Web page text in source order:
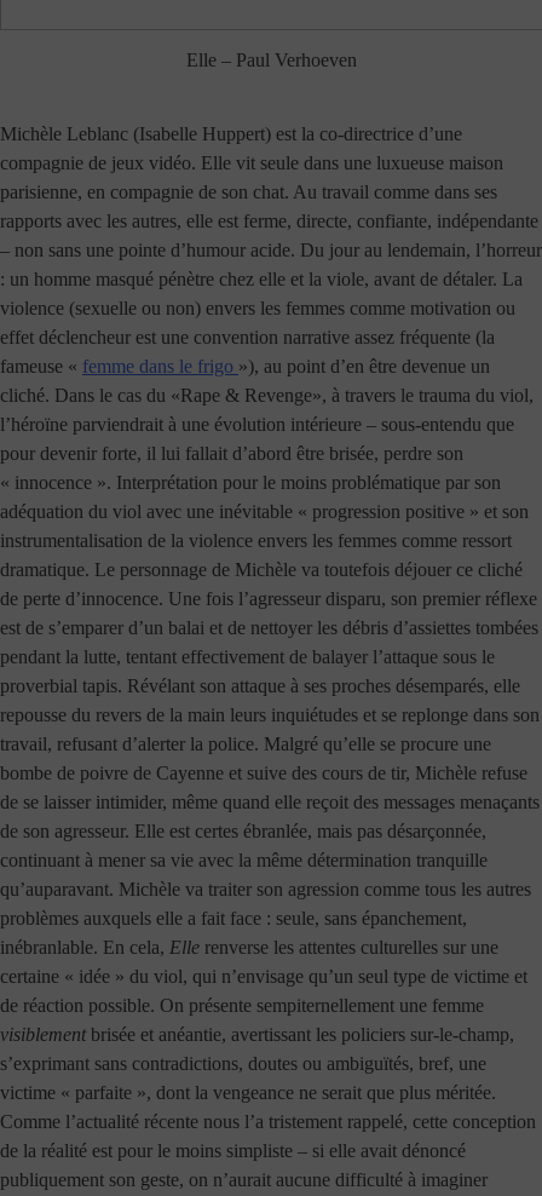
Elle – Paul Verhoeven
Michèle Leblanc (Isabelle Huppert) est la co-directrice d’une
compagnie de jeux vidéo. Elle vit seule dans une luxueuse maison
parisienne, en compagnie de son chat. Au travail comme dans ses
rapports avec les autres, elle est ferme, directe, confiante, indépendante
– non sans une pointe d’humour acide. Du jour au lendemain, l’horreur
: un homme masqué pénètre chez elle et la viole, avant de détaler. La
violence (sexuelle ou non) envers les femmes comme motivation ou
effet déclencheur est une convention narrative assez fréquente (la
fameuse « femme dans le frigo »), au point d’en être devenue un
cliché. Dans le cas du «Rape & Revenge», à travers le trauma du viol,
l’héroïne parviendrait à une évolution intérieure – sous-entendu que
pour devenir forte, il lui fallait d’abord être brisée, perdre son
« innocence ». Interprétation pour le moins problématique par son
adéquation du viol avec une inévitable « progression positive » et son
instrumentalisation de la violence envers les femmes comme ressort
dramatique. Le personnage de Michèle va toutefois déjouer ce cliché
de perte d’innocence. Une fois l’agresseur disparu, son premier réflexe
est de s’emparer d’un balai et de nettoyer les débris d’assiettes tombées
pendant la lutte, tentant effectivement de balayer l’attaque sous le
proverbial tapis. Révélant son attaque à ses proches désemparés, elle
repousse du revers de la main leurs inquiétudes et se replonge dans son
travail, refusant d’alerter la police. Malgré qu’elle se procure une
bombe de poivre de Cayenne et suive des cours de tir, Michèle refuse
de se laisser intimider, même quand elle reçoit des messages menaçants
de son agresseur. Elle est certes ébranlée, mais pas désarçonnée,
continuant à mener sa vie avec la même détermination tranquille
qu’auparavant. Michèle va traiter son agression comme tous les autres
problèmes auxquels elle a fait face : seule, sans épanchement,
inébranlable. En cela, Elle renverse les attentes culturelles sur une
certaine « idée » du viol, qui n’envisage qu’un seul type de victime et
de réaction possible. On présente sempiternellement une femme
visiblementbrisée et anéantie, avertissant les policiers sur-le-champ,
s’exprimant sans contradictions, doutes ou ambiguïtés, bref, une
victime « parfaite », dont la vengeance ne serait que plus méritée.
Comme l’actualité récente nous l’a tristement rappelé, cette conception
de la réalité est pour le moins simpliste – si elle avait dénoncé
publiquement son geste, on n’aurait aucune difficulté à imaginer